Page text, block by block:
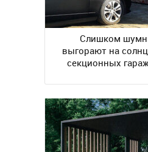
Слишком
выгорают на
секционных